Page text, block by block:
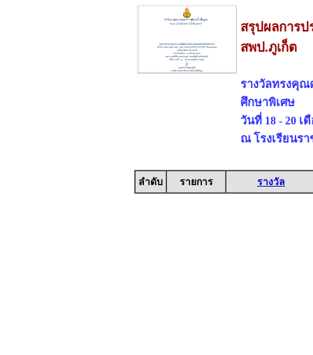
สรุปผลการ
สพป.ภูเก็ต
รางวัลทรงคุณ
ศึกษาพิเศษ
วันที่ 18 - 20 เ
ณ โรงเรียนร
ลำดับ รายการ รางวัล